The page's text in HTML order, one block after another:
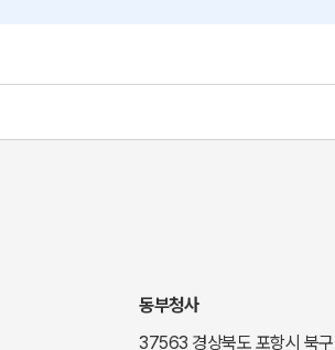
귀농귀촌종합지원센터
부동산중개보수 안
경북e맛(음식정보)
도립예술단 공연소
동부청사
37563 경상북도 포항시 북